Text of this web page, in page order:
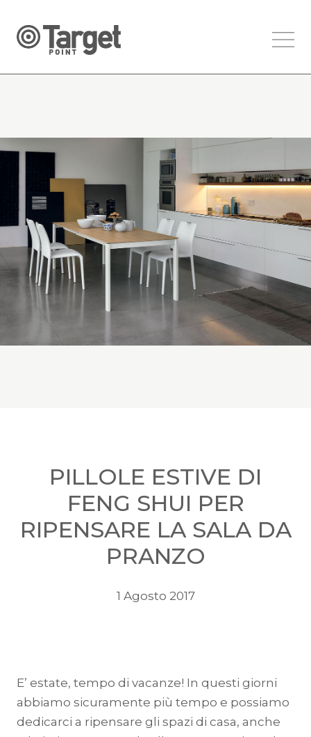
PILLOLE ESTIVE DI
FENG SHUI PER
RIPENSARE LA SALA DA
PRANZO
1 Agosto 2017
E’ estate, tempo di vacanze! In questi giorni
abbiamo sicuramente più tempo e possiamo
dedicarci a ripensare gli spazi di casa, anche